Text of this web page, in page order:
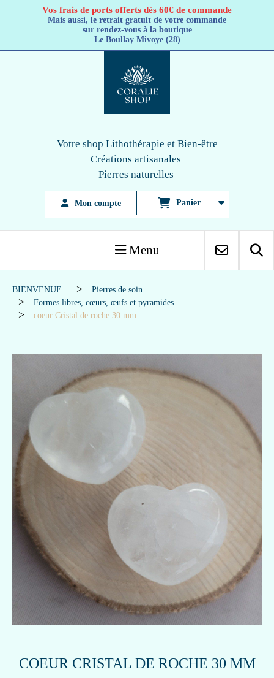
Vos frais de ports offerts dès 60€ de commande
Mais aussi, le retrait gratuit de votre commande
sur rendez-vous à la boutique
Le Boullay Mivoye (28)
Votre shop Lithothérapie et Bien-être
Créations artisanales
Pierres naturelles
Mon compte Panier
Menu
BIENVENUE
Pierres de soin
Formes libres, cœurs, œufs et pyramides
coeur Cristal de roche 30 mm
COEUR CRISTAL DE ROCHE 30 MM
Panneau de gestion des cookies